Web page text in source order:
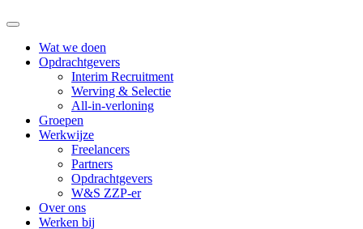
Wat we doen
Opdrachtgevers
Interim Recruitment
Werving & Selectie
All-in-verloning
Groepen
Werkwijze
Freelancers
Partners
Opdrachtgevers
W&S ZZP-er
Over ons
Werken bij